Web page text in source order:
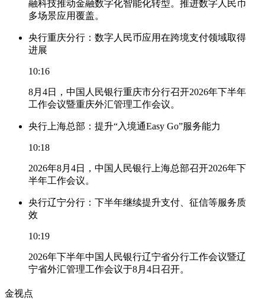
融科技推动金融数字化智能化转型。推进数字人民币
多场景应用覆盖。
央行重庆分行：数字人民币应用在跨境支付领域取得
进展
10:16
8月4日，中国人民银行重庆市分行召开2026年下半年
工作会议暨重庆外汇管理工作会议。
央行上海总部：提升“入境通Easy Go”服务能力
10:18
2026年8月4日，中国人民银行上海总部召开2026年下
半年工作会议。
央行辽宁分行：下半年继续提升支付、征信等服务质
效
10:19
2026年下半年中国人民银行辽宁省分行工作会议暨辽
宁省外汇管理工作会议于8月4日召开。
金视点